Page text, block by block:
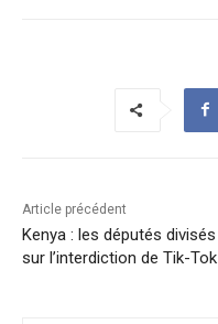
Article précédent
Kenya : les députés divisés
sur l’interdiction de Tik-Tok